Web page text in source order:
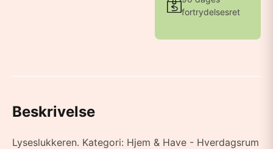
fortrydelsesret
Beskrivelse
Lyseslukkeren. Kategori: Hjem & Have - Hverdagsrum